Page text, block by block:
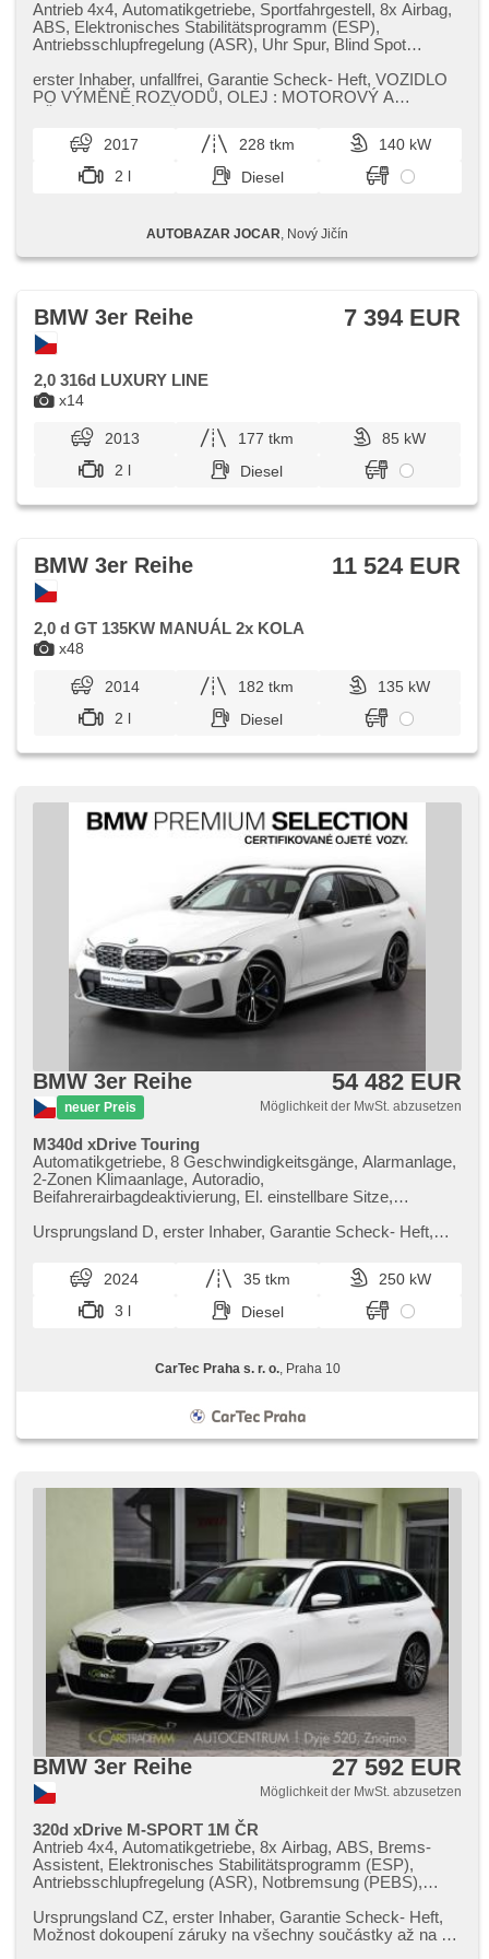
Antrieb 4x4, Automatikgetriebe, Sportfahrgestell, 8x Airbag,
ABS, Elektronisches Stabilitätsprogramm (ESP),
Antriebsschlupfregelung (ASR), Uhr Spur, Blind Spot
Klimaautomatik, Tempomat, LED denní svícení,
Bordcomputer, volba jízdního režimu, Navigation, parkovací
Fahrkamera, bezklíčové startování,
Scheibenwischersensor, Lenkrad einstellbar,
Multifunktionslenkrad, řazení pádly pod volantem, hands
free, Bluetooth, El. Deckel des Kofferraums, El.
Zentralverriegelung mit Funkfernbedienung,
Zentralverriegelung, Ledersitze, isofix, Lederpolsterung,
Heck LED Leuchte, Nebelscheinwerfer, Start-Stop System,
USB, AUX, Autoradio, CD-Spieler, Außenthermometer,
Klimaablage, Teilbare Rücksitzbank, zadní loketní opěrka,
Trennnetz im Gepäckraum, Heckscheibenwischer, Getönte
Scheiben, zatmavená zadní skla, Ausziehbare Kopflehnen
erster Inhaber,​ unfallfrei,​ Garantie Scheck​- Heft,​ VOZIDLO
PO VÝMĚNĚ ROZVODŮ,​ OLEJ : MOTOROVÝ A
2017 228 tkm
140 kW
2 l
Diesel
AUTOBAZAR JOCAR , Nový Jičín
x14
BMW 3er Reihe 7 394 EUR
2,0 316d LUXURY LINE
2013 177 tkm
85 kW
2 l
Diesel
x48
BMW 3er Reihe 11 524 EUR
2,0 d GT 135KW MANUÁL 2x KOLA
2014 182 tkm
135 kW
2 l
Diesel
BMW 3er Reihe
neuer Preis
54 482 EUR
Möglichkeit der MwSt. abzusetzen
M340d xDrive Touring
Automatikgetriebe, 8 Geschwindigkeitsgänge, Alarmanlage,
2-Zonen Klimaanlage, Autoradio,
Beifahrerairbagdeaktivierung, El. einstellbare Sitze,
Bremsbelages, Reifendrucksensor, zatmavená zadní skla,
Panoramadach, beheizte Sitze, Blind Spot Anzeige
Ursprungsland D,​ erster Inhaber,​ Garantie Scheck​- Heft,​
Praha. Pro více inform...
2024 35 tkm
250 kW
3 l
Diesel
CarTec Praha s. r. o., Praha 10
BMW 3er Reihe 27 592 EUR
Möglichkeit der MwSt. abzusetzen
320d xDrive M-SPORT 1M ČR
Antrieb 4x4, Automatikgetriebe, 8x Airbag, ABS, Brems-
Assistent, Elektronisches Stabilitätsprogramm (ESP),
Antriebsschlupfregelung (ASR), Notbremsung (PEBS),
limitu (SLIF), asistent změny jízdního pruhu, Überwachung
der Ermüdung des Fahrers, Servolenkung, třízónová
Ursprungsland CZ,​ erster Inhaber,​ Garantie Scheck​- Heft,​
Možnost dokoupení záruky na všechny součástky až na 48